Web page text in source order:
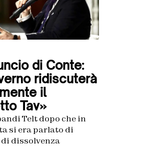
di Conte:
ridiscuterà
il
Tav»
Telt dopo che in
si era parlato di
dissolvenza